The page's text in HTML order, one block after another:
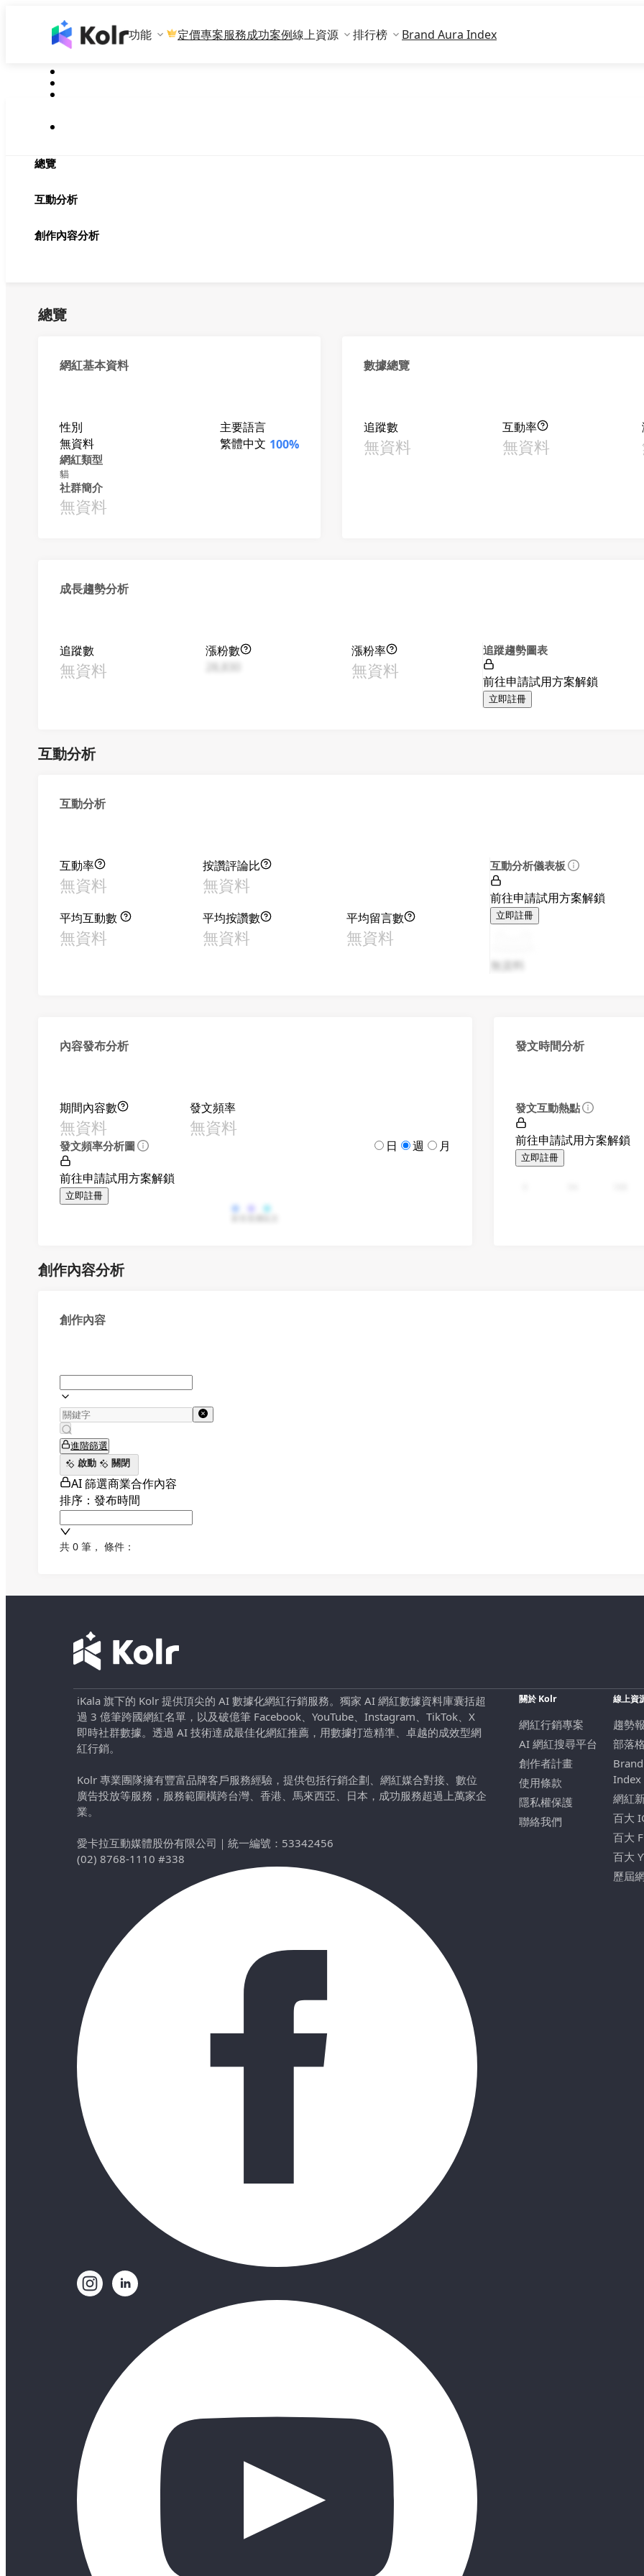
功能 定價專案服務成功案例線上資源 排行榜 Brand Aura Index
總覽
互動分析
創作內容分析
總覽
網紅基本資料
性別
無資料
主要語言
繁體中文 100%
網紅類型
貓
社群簡介
無資料
數據總覽
追蹤數
無資料
互動率
無資料
成長趨勢分析
追蹤數
無資料
漲粉數
漲粉率
無資料
追蹤趨勢圖表
前往申請試用方案解鎖
立即註冊
互動分析
互動分析
互動率
無資料
按讚評論比
無資料
平均互動數
無資料
平均按讚數
無資料
平均留言數
無資料
互動分析儀表板
前往申請試用方案解鎖
立即註冊
無資料
內容發布分析
期間內容數
無資料
發文頻率
無資料
發文頻率分析圖 日 週 月
前往申請試用方案解鎖
立即註冊
發文時間分析
發文互動熱點
前往申請試用方案解鎖
立即註冊
創作內容分析
創作內容
進階篩選
啟動
關閉
AI 篩選商業合作內容
排序：發布時間
共 0 筆 ， 條件：
iKala 旗下的 Kolr 提供頂尖的 AI 數據化網紅行銷服務。獨家 AI 網紅數據資料庫囊括超
過 3 億筆跨國網紅名單，以及破億筆 Facebook、YouTube、Instagram、TikTok、X
即時社群數據。透過 AI 技術達成最佳化網紅推薦，用數據打造精準、卓越的成效型網
紅行銷。
Kolr 專業團隊擁有豐富品牌客戶服務經驗，提供包括行銷企劃、網紅媒合對接、數位
廣告投放等服務，服務範圍橫跨台灣、香港、馬來西亞、日本，成功服務超過上萬家企
業。
愛卡拉互動媒體股份有限公司 ｜ 統一編號：53342456
(02) 8768-1110 #338
關於 Kolr
網紅行銷專案
AI 網紅搜尋平台
創作者計畫
使用條款
隱私權保護
聯絡我們
線上資
趨勢
部落格
Index
網紅
百大
百大
百大
歷屆